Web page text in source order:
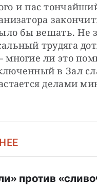
и пас
бы вешать. Не
трудяга
ли это
в Зал
делами
против